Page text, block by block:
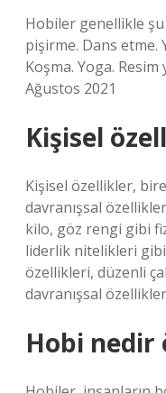
Hobiler genellikle şu
pişirme. Dans etme.
Koşma. Yoga.
Ağustos 2021
Kişisel
Kişisel özellikler,
davranışsal
kilo, göz rengi gibi
liderlik nitelikleri
özellikleri, düzenli
davranışsal
Hobi nedir